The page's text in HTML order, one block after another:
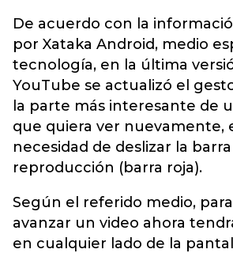
De acuerdo con la
por Xataka Android, medio
tecnología, en la última
YouTube se actualizó el
la parte más interesante de
que quiera ver nuevamente,
necesidad de deslizar la
reproducción (barra roja).
Según el referido medio,
avanzar un video ahora
en cualquier lado de la